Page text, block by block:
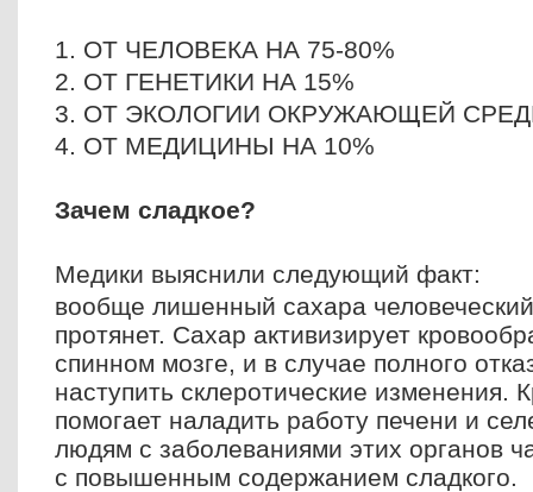
1. ОТ ЧЕЛОВЕКА НА 75-80%
2. ОТ ГЕНЕТИКИ НА 15%
3. ОТ ЭКОЛОГИИ ОКРУЖАЮЩЕЙ
4. ОТ МЕДИЦИНЫ НА 10%
Зачем сладкое?
Mедики выяснили следующий факт:
вообще лишенный сахара
протянет. Сахар активизирует
спинном мозге, и в случае полного
наступить склеротические изменения.
помогает наладить работу печени и
людям с заболеваниями этих органов
с повышенным содержанием сладкого.